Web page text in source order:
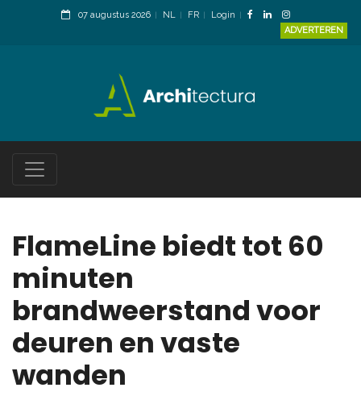
07 augustus 2026 NL FR
Login
ADVERTEREN
FlameLine biedt tot 60
minuten
brandweerstand voor
deuren en vaste
wanden